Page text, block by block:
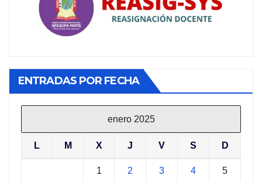
ENTRADAS POR FECHA
enero 2025
L M X J V S D
1 2 3 4 5